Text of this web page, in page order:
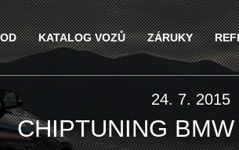
KATALOG VOZŮ ZÁRUKY
24. 7. 2015
CHIPTUNING